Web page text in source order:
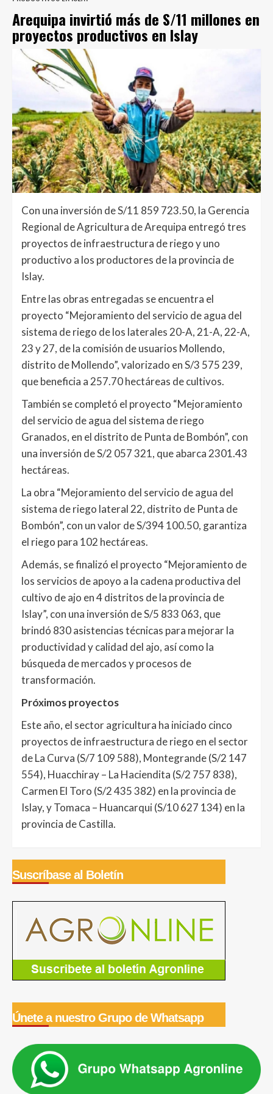
Arequipa invirtió más de S/11 millones en
proyectos productivos en Islay
Con una inversión de S/11 859 723.50, la Gerencia
Regional de Agricultura de Arequipa entregó tres
proyectos de infraestructura de riego y uno
productivo a los productores de la provincia de
Islay.
Entre las obras entregadas se encuentra el
proyecto “Mejoramiento del servicio de agua del
sistema de riego de los laterales 20-A, 21-A, 22-A,
23 y 27, de la comisión de usuarios Mollendo,
distrito de Mollendo”, valorizado en S/3 575 239,
que beneficia a 257.70 hectáreas de cultivos.
También se completó el proyecto “Mejoramiento
del servicio de agua del sistema de riego
Granados, en el distrito de Punta de Bombón”, con
una inversión de S/2 057 321, que abarca 2301.43
hectáreas.
La obra “Mejoramiento del servicio de agua del
sistema de riego lateral 22, distrito de Punta de
Bombón”, con un valor de S/394 100.50, garantiza
el riego para 102 hectáreas.
Además, se finalizó el proyecto “Mejoramiento de
los servicios de apoyo a la cadena productiva del
cultivo de ajo en 4 distritos de la provincia de
Islay”, con una inversión de S/5 833 063, que
brindó 830 asistencias técnicas para mejorar la
productividad y calidad del ajo, así como la
búsqueda de mercados y procesos de
transformación.
Próximos proyectos
Este año, el sector agricultura ha iniciado cinco
proyectos de infraestructura de riego en el sector
de La Curva (S/7 109 588), Montegrande (S/2 147
554), Huacchiray – La Haciendita (S/2 757 838),
Carmen El Toro (S/2 435 382) en la provincia de
Islay, y Tomaca – Huancarqui (S/10 627 134) en la
provincia de Castilla.
Suscríbase al Boletín
Únete a nuestro Grupo de Whatsapp